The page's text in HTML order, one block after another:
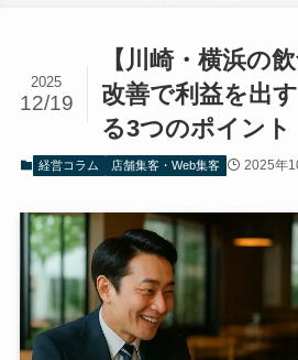
【川崎・横浜の
改善で利益を出
る3つのポイント
2025
12/19
経営コラム 店舗集客・Web集客 2025年